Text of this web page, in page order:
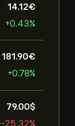
14.12‎€‎
+0.43%
181.90‎€‎
+0.78%
79.00‎$‎
-25.32%